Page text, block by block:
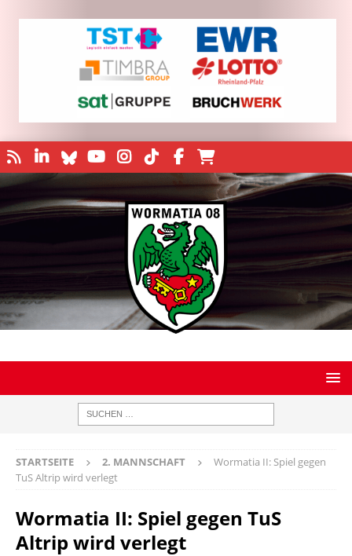
STARTSEITE 2. MANNSCHAFT
Wormatia II: Spiel gegen
TuS Altrip wird verlegt
Wormatia II: Spiel gegen TuS
Altrip wird verlegt